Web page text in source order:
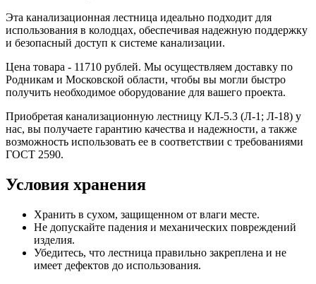
Эта канализационная лестница идеально подходит для
использования в колодцах, обеспечивая надежную поддержку
и безопасный доступ к системе канализации.
Цена товара - 11710 рублей. Мы осуществляем доставку по
Родникам и Московской области, чтобы вы могли быстро
получить необходимое оборудование для вашего проекта.
Приобретая канализационную лестницу КЛ-5.3 (Л-1; Л-18) у
нас, вы получаете гарантию качества и надежности, а также
возможность использовать ее в соответствии с требованиями
ГОСТ 2590.
Условия хранения
Хранить в сухом, защищенном от влаги месте.
Не допускайте падения и механических повреждений
изделия.
Убедитесь, что лестница правильно закреплена и не
имеет дефектов до использования.